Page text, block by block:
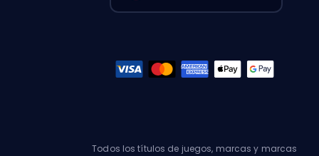
Todos los títulos de juegos, marcas y marcas